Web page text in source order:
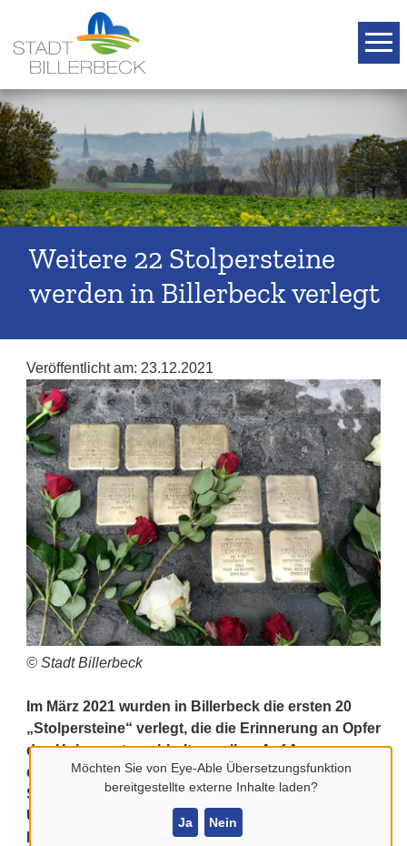
Möchten Sie von Eye-Able Übersetzungsfunktion
bereitgestellte externe Inhalte laden?
Ja Nein
Weitere 22 Stolpersteine
werden in Billerbeck verlegt
Veröffentlicht am: 23.12.2021
© Stadt Billerbeck
Im März 2021 wurden in Billerbeck die ersten 20
„Stolpersteine“ verlegt, die die Erinnerung an Opfer
des Holocaust wachhalten sollen. Auf Anregung
der Schülerschaft der Geschwister-Eichenwald-
Schule und unterstützt durch hunderte von
Unterschriften aus der Bevölkerung hatte sich der
Rat der Stadt Billerbeck für die Verlegung dieser